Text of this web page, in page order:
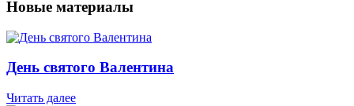
Новые материалы
День святого Валентина
Читать далее